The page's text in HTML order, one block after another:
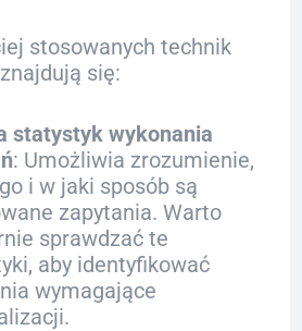
stosowanych technik
się:
statystyk wykonania
: Umożliwia zrozumienie,
i w jaki sposób są
zapytania. Warto
sprawdzać te
aby identyfikować
wymagające